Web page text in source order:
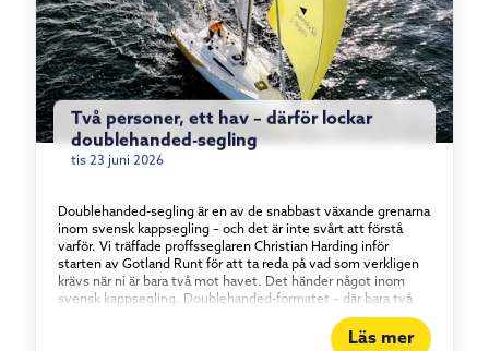
Två personer, ett hav – därför lockar
doublehanded-segling
tis 23 juni 2026
Doublehanded-segling är en av de snabbast växande grenarna
inom svensk kappsegling – och det är inte svårt att förstå
varför. Vi träffade proffsseglaren Christian Harding inför
starten av Gotland Runt för att ta reda på vad som verkligen
krävs när ni är bara två mot havet. Det händer något inom
svensk kappsegling. Doublehanded-formatet – där bara två
personer bemannar båten – har vuxit stadigt under det
senaste och ett halvt decenniet, och intresset visar inga
Läs mer